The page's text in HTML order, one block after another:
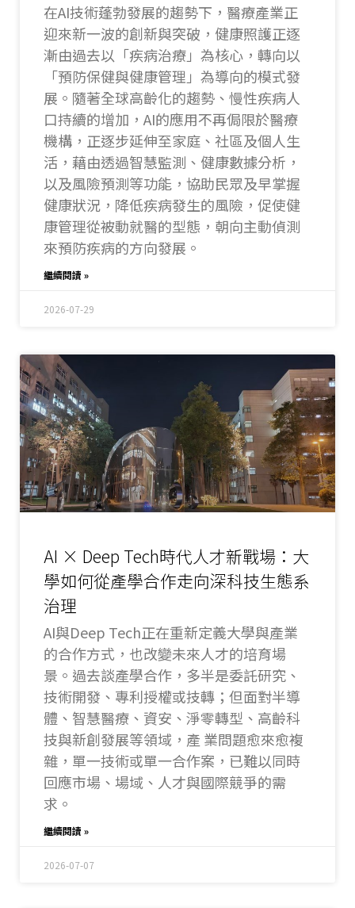
在AI技術蓬勃發展的趨勢下，醫療產業正
迎來新一波的創新與突破，健康照護正逐
漸由過去以「疾病治療」為核心，轉向以
「預防保健與健康管理」為導向的模式發
展。隨著全球高齡化的趨勢、慢性疾病人
口持續的增加，AI的應用不再侷限於醫療
機構，正逐步延伸至家庭、社區及個人生
活，藉由透過智慧監測、健康數據分析，
以及風險預測等功能，協助民眾及早掌握
健康狀況，降低疾病發生的風險，促使健
康管理從被動就醫的型態，朝向主動偵測
來預防疾病的方向發展。
繼續閱讀 »
2026-07-29
AI × Deep Tech時代人才新戰場：大
學如何從產學合作走向深科技生態系
治理
AI與Deep Tech正在重新定義大學與產業
的合作方式，也改變未來人才的培育場
景。過去談產學合作，多半是委託研究、
技術開發、專利授權或技轉；但面對半導
體、智慧醫療、資安、淨零轉型、高齡科
技與新創發展等領域，產 業問題愈來愈複
雜，單一技術或單一合作案，已難以同時
回應市場、場域、人才與國際競爭的需
求。
繼續閱讀 »
2026-07-07